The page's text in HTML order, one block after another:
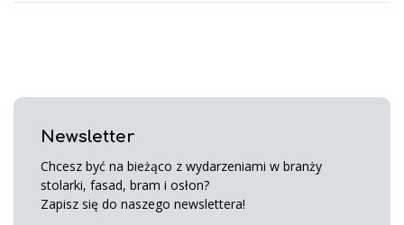
Newsletter
Chcesz być na bieżąco z wydarzeniami w branży
stolarki, fasad, bram i osłon?
Zapisz się do naszego newslettera!